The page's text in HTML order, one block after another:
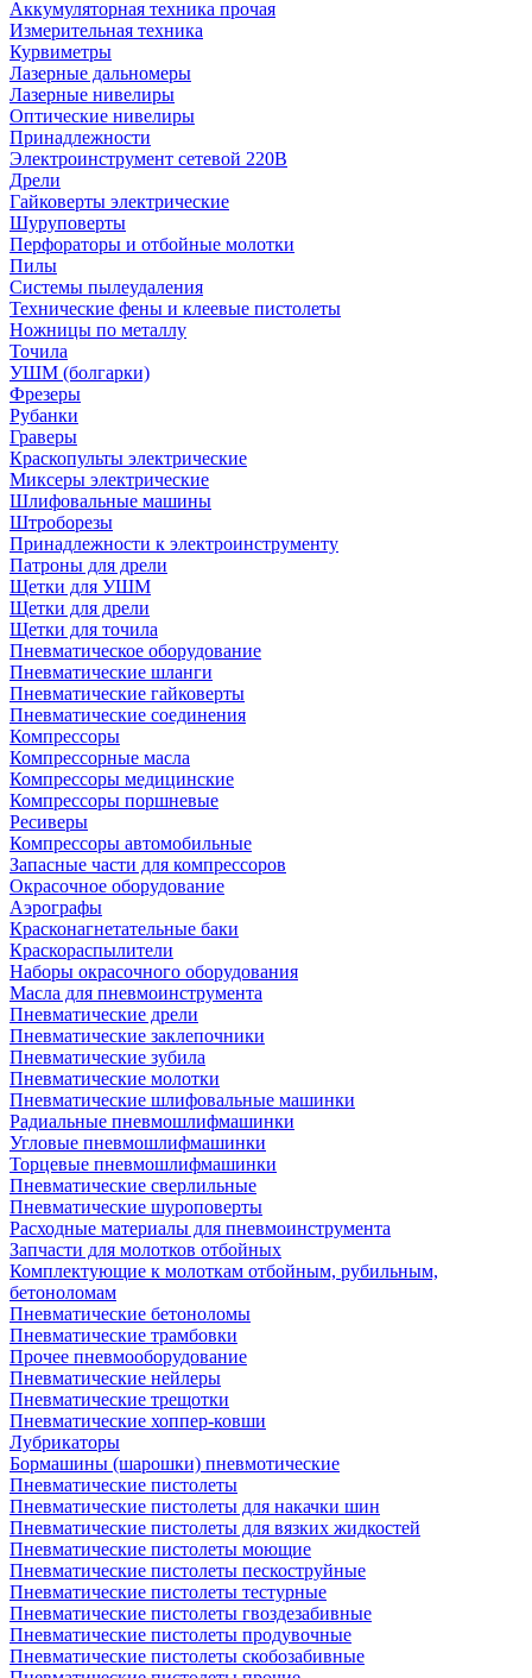
Аккумуляторная техника прочая
Измерительная техника
Курвиметры
Лазерные дальномеры
Лазерные нивелиры
Оптические нивелиры
Принадлежности
Электроинструмент сетевой 220В
Дрели
Гайковерты электрические
Шуруповерты
Перфораторы и отбойные молотки
Пилы
Системы пылеудаления
Технические фены и клеевые пистолеты
Ножницы по металлу
Точила
УШМ (болгарки)
Фрезеры
Рубанки
Граверы
Краскопульты электрические
Миксеры электрические
Шлифовальные машины
Штроборезы
Принадлежности к электроинструменту
Патроны для дрели
Щетки для УШМ
Щетки для дрели
Щетки для точила
Пневматическое оборудование
Пневматические шланги
Пневматические гайковерты
Пневматические соединения
Компрессоры
Компрессорные масла
Компрессоры медицинские
Компрессоры поршневые
Ресиверы
Компрессоры автомобильные
Запасные части для компрессоров
Окрасочное оборудование
Аэрографы
Красконагнетательные баки
Краскораспылители
Наборы окрасочного оборудования
Масла для пневмоинструмента
Пневматические дрели
Пневматические заклепочники
Пневматические зубила
Пневматические молотки
Пневматические шлифовальные машинки
Радиальные пневмошлифмашинки
Угловые пневмошлифмашинки
Торцевые пневмошлифмашинки
Пневматические сверлильные
Пневматические шуроповерты
Расходные материалы для пневмоинструмента
Запчасти для молотков отбойных
Комплектующие к молоткам отбойным, рубильным,
бетоноломам
Пневматические бетоноломы
Пневматические трамбовки
Прочее пневмооборудование
Пневматические нейлеры
Пневматические трещотки
Пневматические хоппер-ковши
Лубрикаторы
Бормашины (шарошки) пневмотические
Пневматические пистолеты
Пневматические пистолеты для накачки шин
Пневматические пистолеты для вязких жидкостей
Пневматические пистолеты моющие
Пневматические пистолеты пескоструйные
Пневматические пистолеты тестурные
Пневматические пистолеты гвоздезабивные
Пневматические пистолеты продувочные
Пневматические пистолеты скобозабивные